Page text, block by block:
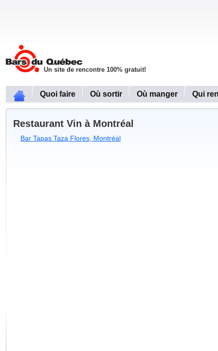
Un site de rencontre 100% gratuit!
Quoi faire Où sortir Où manger Qui
Restaurant Vin à Montréal
Bar Tapas Taza Flores, Montréal